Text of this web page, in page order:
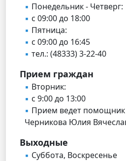
Понедельник - Четверг:
с 09:00 до 18:00
Пятница:
с 09:00 до 16:45
тел.: (48333) 3-22-40
Прием граждан
Вторник:
с 9:00 до 13:00
Прием ведет
Черникова Юлия
Выходные
Суббота, Воскресенье